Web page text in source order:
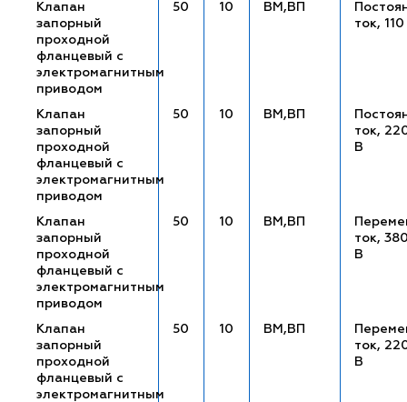
Клапан
запорный
проходной
фланцевый с
электромагнитным
приводом
50 10 ВМ,ВП
ток,
Клапан
запорный
проходной
фланцевый с
электромагнитным
приводом
50 10 ВМ,ВП
ток,
В
Клапан
запорный
проходной
фланцевый с
электромагнитным
приводом
50 10 ВМ,ВП
ток,
В
Клапан
запорный
проходной
фланцевый с
электромагнитным
50 10 ВМ,ВП
ток,
В